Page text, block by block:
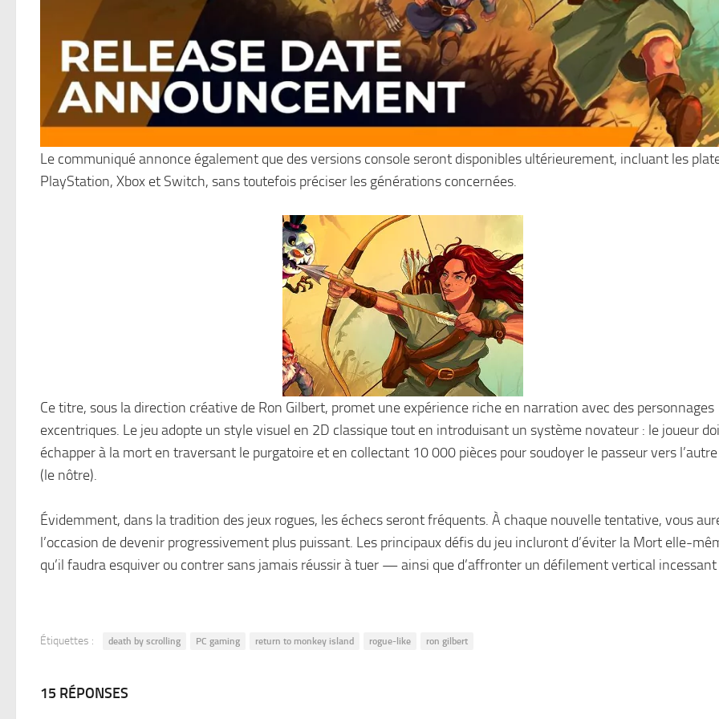
Le communiqué annonce également que des versions console seront disponibles ultérieurement, incluant les
PlayStation, Xbox et Switch, sans toutefois préciser les générations concernées.
Ce titre, sous la direction créative de Ron Gilbert, promet une expérience riche en narration avec des personnages
excentriques. Le jeu adopte un style visuel en 2D classique tout en introduisant un système novateur : le joueur
échapper à la mort en traversant le purgatoire et en collectant 10 000 pièces pour soudoyer le passeur vers
(le nôtre).
Évidemment, dans la tradition des jeux rogues, les échecs seront fréquents. À chaque nouvelle tentative, vous
l’occasion de devenir progressivement plus puissant. Les principaux défis du jeu incluront d’éviter la Mort elle-
qu’il faudra esquiver ou contrer sans jamais réussir à tuer — ainsi que d’affronter un défilement vertical incessant
Étiquettes : death by scrolling PC gaming return to monkey island rogue-like ron gilbert
15 RÉPONSES